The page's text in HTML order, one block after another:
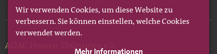
ADAC Hessen Thüringen e.V.
Wir verwenden Cookies, um diese Website zu
verbessern. Sie können einstellen, welche Cookies
verwendet werden.
Mehr Informationen